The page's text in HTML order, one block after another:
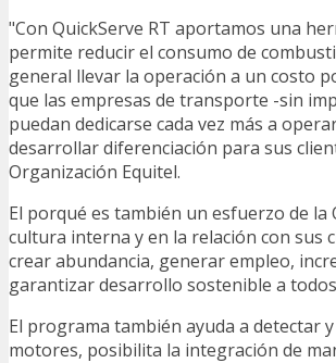
"Con QuickServe RT aportamos una
permite reducir el consumo de
general llevar la operación a un costo
que las empresas de transporte -sin
puedan dedicarse cada vez más a
desarrollar diferenciación para sus
Organización Equitel.
El porqué es también un esfuerzo de
cultura interna y en la relación con sus
crear abundancia, generar empleo,
garantizar desarrollo sostenible a
El programa también ayuda a detectar
motores, posibilita la integración de